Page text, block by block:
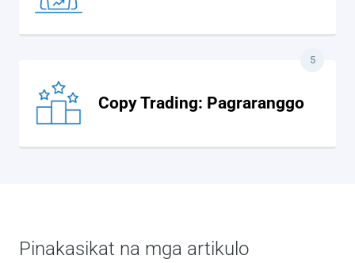
Copy Trading: Pagraranggo
5
Pinakasikat na mga artikulo